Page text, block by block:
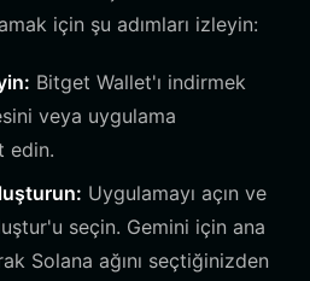
için şu adımları izleyin:
Bitget Wallet'ı indirmek
veya uygulama
edin.
Uygulamayı açın ve
seçin. Gemini için ana
Solana ağını seçtiğinizden